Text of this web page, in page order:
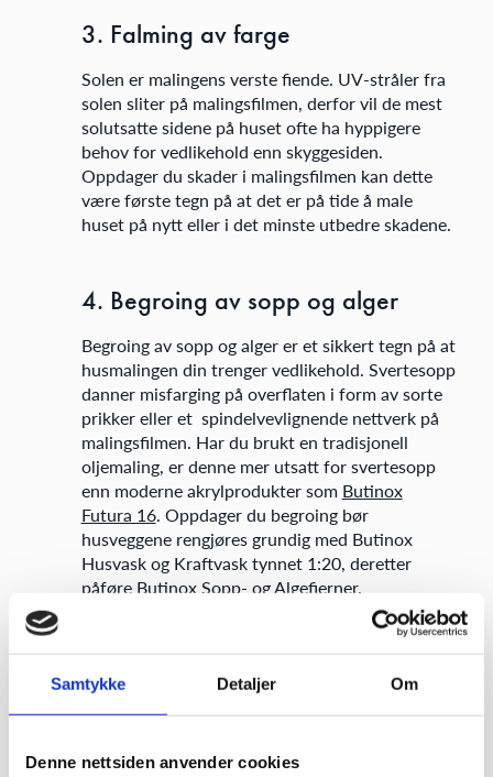
Samtykke Detaljer Om
Denne nettsiden anvender cookies
3. Falming av farge
Solen er malingens verste fiende. UV-stråler fra
solen sliter på malingsfilmen, derfor vil de mest
solutsatte sidene på huset ofte ha hyppigere
behov for vedlikehold enn skyggesiden.
Oppdager du skader i malingsfilmen kan dette
være første tegn på at det er på tide å male
huset på nytt eller i det minste utbedre skadene.
4. Begroing av sopp og alger
Begroing av sopp og alger er et sikkert tegn på at
husmalingen din trenger vedlikehold. Svertesopp
danner misfarging på overflaten i form av sorte
prikker eller et spindelvevlignende nettverk på
malingsfilmen. Har du brukt en tradisjonell
oljemaling, er denne mer utsatt for svertesopp
enn moderne akrylprodukter som Butinox
Futura 16. Oppdager du begroing bør
husveggene rengjøres grundig med Butinox
Husvask og Kraftvask tynnet 1:20, deretter
påføre Butinox Sopp- og Algefjerner.
Forfall er dyrest
tradisjonelt sett viktigste grunnen til at folk maler